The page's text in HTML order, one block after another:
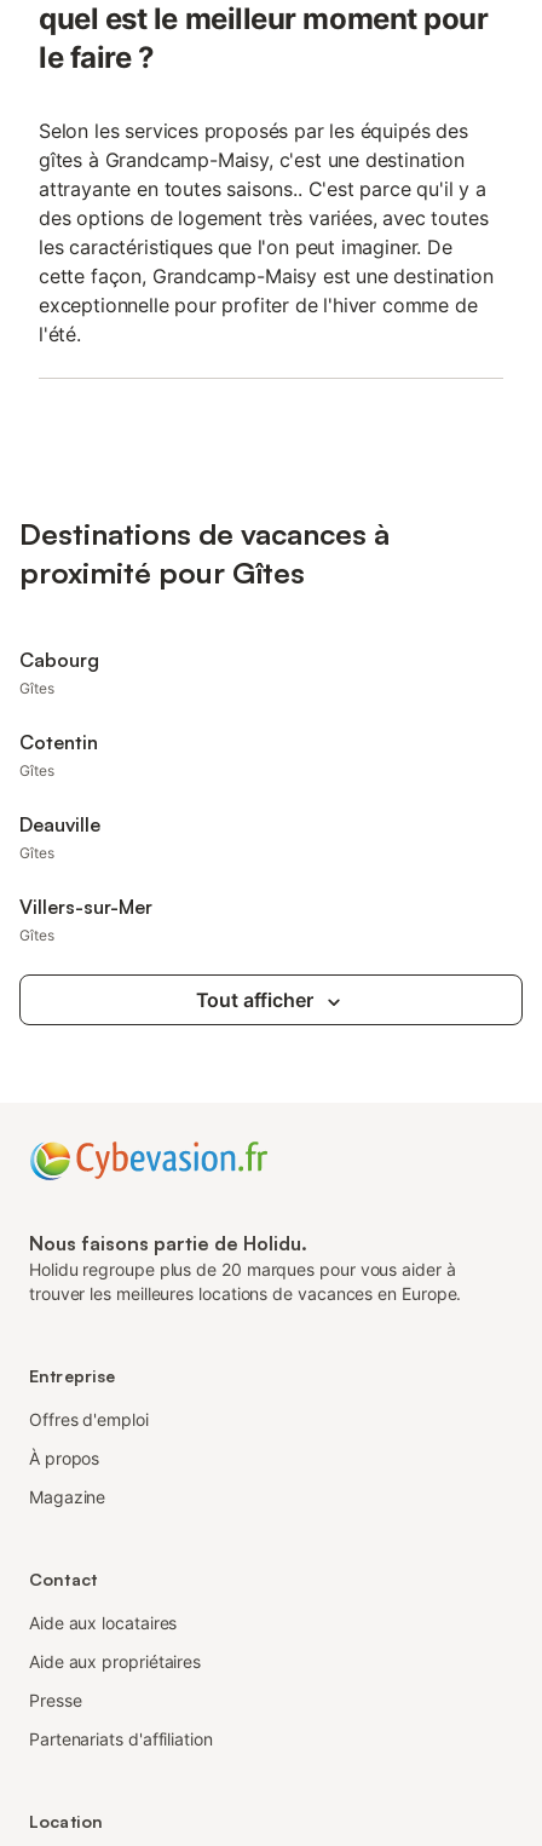
quel est le meilleur moment pour
le faire ?
Selon les services proposés par les équipés des
gîtes à Grandcamp-Maisy, c'est une destination
attrayante en toutes saisons.. C'est parce qu'il y a
des options de logement très variées, avec toutes
les caractéristiques que l'on peut imaginer. De
cette façon, Grandcamp-Maisy est une destination
exceptionnelle pour profiter de l'hiver comme de
l'été.
Destinations de vacances à
proximité pour Gîtes
Cabourg
Gîtes
Cotentin
Gîtes
Deauville
Gîtes
Villers-sur-Mer
Gîtes
Tout afficher
Nous faisons partie de Holidu.
Holidu regroupe plus de 20 marques pour vous aider à
trouver les meilleures locations de vacances en Europe.
Entreprise
Offres d'emploi
À propos
Magazine
Contact
Aide aux locataires
Aide aux propriétaires
Presse
Partenariats d'affiliation
Location